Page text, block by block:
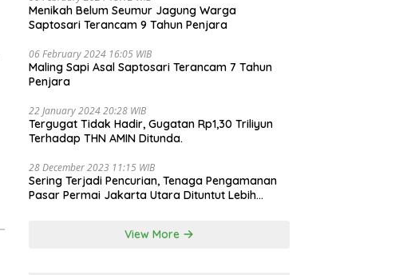
Menikah Belum Seumur Jagung Warga
Saptosari Terancam 9 Tahun Penjara
06 February 2024 16:05 WIB
Maling Sapi Asal Saptosari Terancam 7 Tahun
Penjara
22 January 2024 20:28 WIB
Tergugat Tidak Hadir, Gugatan Rp1,30 Triliyun
Terhadap THN AMIN Ditunda.
28 December 2023 11:15 WIB
Sering Terjadi Pencurian, Tenaga Pengamanan
Pasar Permai Jakarta Utara Dituntut Lebih
View More